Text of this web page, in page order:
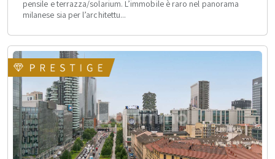
pensile e terrazza/solarium. L’immobile è raro nel panorama
milanese sia per l’architettu...